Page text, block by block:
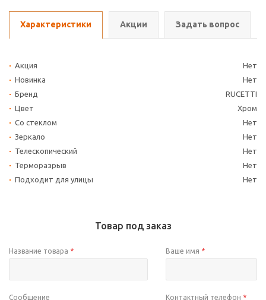
Характеристики Акции Задать вопрос
Акция
Нет
Новинка
Нет
Бренд
RUCETTI
Цвет
Хром
Со стеклом
Нет
Зеркало
Нет
Телескопический
Нет
Терморазрыв
Нет
Подходит для улицы
Нет
Товар под заказ
Название товара *
Сообщение
Ваше имя *
Контактный телефон *